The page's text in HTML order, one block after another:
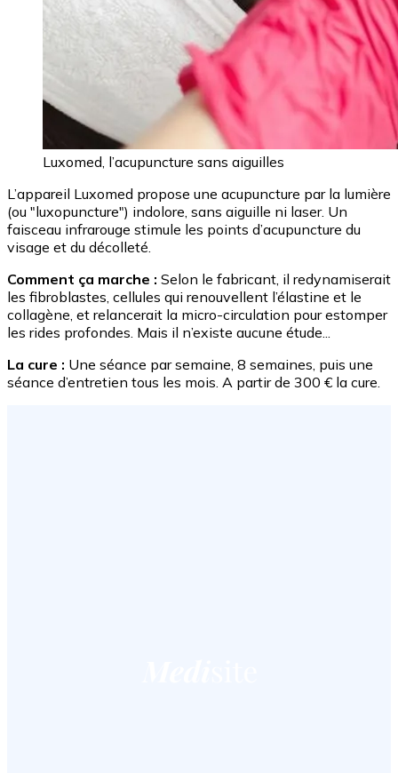
Luxomed, l’acupuncture sans aiguilles
L’appareil Luxomed propose une acupuncture par la lumière
(ou "luxopuncture") indolore, sans aiguille ni laser. Un
faisceau infrarouge stimule les points d’acupuncture du
visage et du décolleté.
Comment ça marche : Selon le fabricant, il redynamiserait
les fibroblastes, cellules qui renouvellent l’élastine et le
collagène, et relancerait la micro-circulation pour estomper
les rides profondes. Mais il n’existe aucune étude...
La cure : Une séance par semaine, 8 semaines, puis une
séance d’entretien tous les mois. A partir de 300 € la cure.